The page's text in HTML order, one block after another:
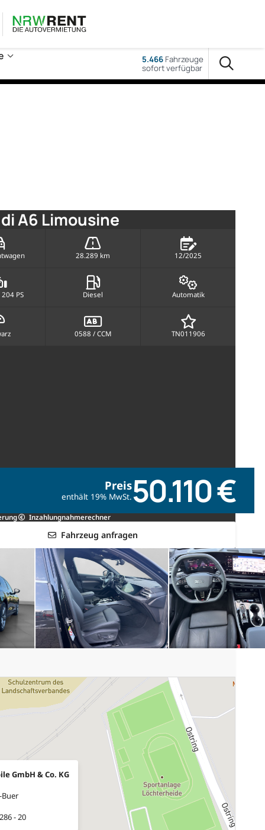
5.466Fahrzeuge
sofort verfügbar
A6 Limousine
28.289 km 12/2025
PS Diesel Automatik
0588 / CCM TN011906
Preis
enthält 19% MwSt.50.110 €
Inzahlungnahmerechner
Fahrzeug anfragen
GmbH & Co. KG
Buer
- 20